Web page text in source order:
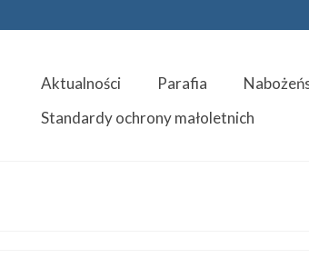
Aktualności Parafia
Standardy ochrony małoletnich